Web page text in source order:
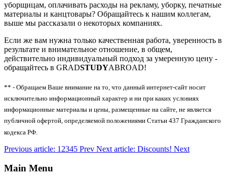
уборщицам, оплачивать расходы на рекламу, уборку, печатные
материалы и канцтовары? Обращайтесь к нашим коллегам,
выше мы рассказали о некоторых компаниях.
Если же вам нужна только качественная работа, уверенность в
результате и внимательное отношение, в общем,
действительно индивидуальный подход за умеренную цену -
обращайтесь в GRADSTUDYABROAD!
** - Обращаем Ваше внимание на то, что данный интернет-сайт носит
исключительно информационный характер и ни при каких условиях
информационные материалы и цены, размещенные на сайте, не является
публичной офертой, определяемой положениями Статьи 437 Гражданского
кодекса РФ.
Previous article: 12345 Prev Next article: Discounts! Next
Main Menu